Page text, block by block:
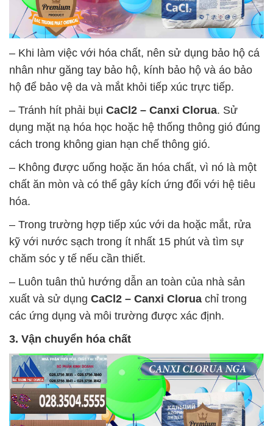
– Khi làm việc với hóa chất, nên sử dụng bảo hộ cá
nhân như găng tay bảo hộ, kính bảo hộ và áo bảo
hộ để bảo vệ da và mắt khỏi tiếp xúc trực tiếp.
– Tránh hít phải bụi CaCl2 – Canxi Clorua. Sử
dụng mặt nạ hóa học hoặc hệ thống thông gió đúng
cách trong không gian hạn chế thông gió.
– Không được uống hoặc ăn hóa chất, vì nó là một
chất ăn mòn và có thể gây kích ứng đối với hệ tiêu
hóa.
– Trong trường hợp tiếp xúc với da hoặc mắt, rửa
kỹ với nước sạch trong ít nhất 15 phút và tìm sự
chăm sóc y tế nếu cần thiết.
– Luôn tuân thủ hướng dẫn an toàn của nhà sản
xuất và sử dụng CaCl2 – Canxi Clorua chỉ trong
các ứng dụng và môi trường được xác định.
3. Vận chuyển hóa chất